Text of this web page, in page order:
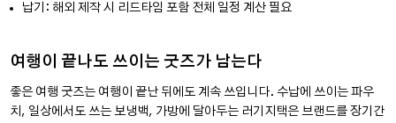
납기: 해외 제작 시 리드타임 포함 전체 일정 계산 필요
여행이 끝나도 쓰이는 굿즈가 남는다
좋은 여행 굿즈는 여행이 끝난 뒤에도 계속 쓰입니다. 수납에 쓰이는 파우
치, 일상에서도 쓰는 보냉백, 가방에 달아두는 러기지택은 브랜드를 장기간